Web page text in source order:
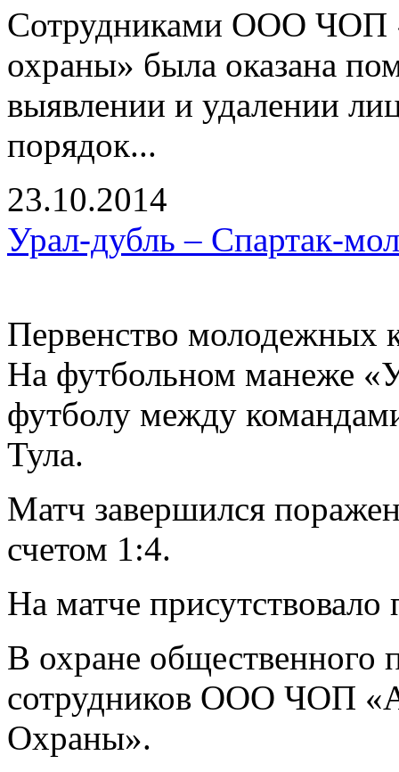
Сотрудниками ООО ЧОП
охраны» была оказана
выявлении и удалении
порядок...
23.10.2014
Урал-дубль – Спартак-
Первенство молодежных
На футбольном манеже
футболу между
Тула.
Матч завершился
счетом 1:4.
На матче присутствовало
В охране общественного
сотрудников ООО ЧОП
Охраны».